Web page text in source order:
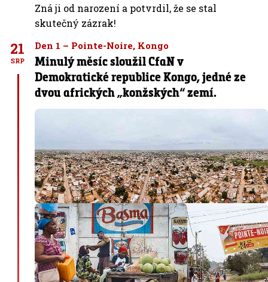
Zná ji od narození a potvrdil, že se stal
skutečný zázrak!
21
SRP
Den 1 – Pointe-Noire, Kongo
Minulý měsíc sloužil CfaN v
Demokratické republice Kongo, jedné ze
dvou afrických „konžských“ zemí.